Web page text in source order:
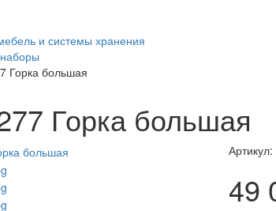
и системы хранения
Горка большая
Горка большая
Артикул:
49